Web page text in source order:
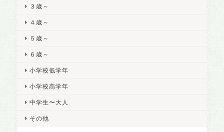
３歳～
４歳～
５歳～
６歳～
小学校低学年
小学校高学年
中学生〜大人
その他